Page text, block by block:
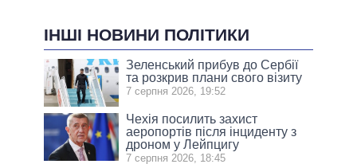
ІНШІ НОВИНИ ПОЛІТИКИ
Зеленський прибув до Сербії
та розкрив плани свого візиту
7 серпня 2026, 19:52
Чехія посилить захист
аеропортів після інциденту з
дроном у Лейпцигу
7 серпня 2026, 18:45